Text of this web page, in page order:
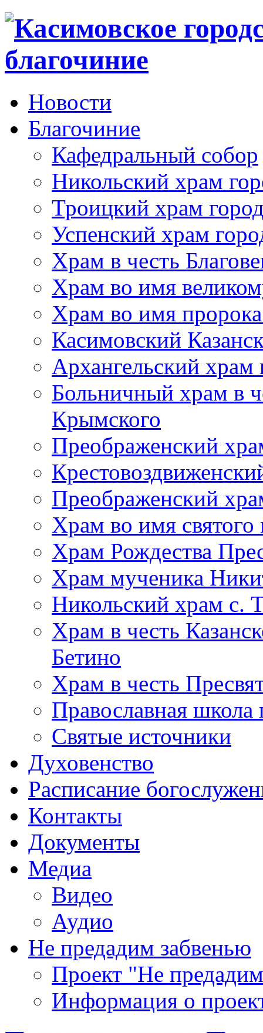
Новости
Благочиние
Кафедральный собор
Никольский храм
Троицкий храм
Успенский храм
Храм в честь
Храм во имя
Храм во имя
Касимовский
Архангельский храм
Больничный храм в
Крымского
Преображенский
Преображенский
Храм во имя
Храм Рождества
Храм мученика
Никольский храм с.
Храм в честь
Бетино
Храм в честь
Православная школа
Святые источники
Духовенство
Расписание
Контакты
Документы
Медиа
Видео
Аудио
Не предадим забвенью
Проект "Не
Информация о